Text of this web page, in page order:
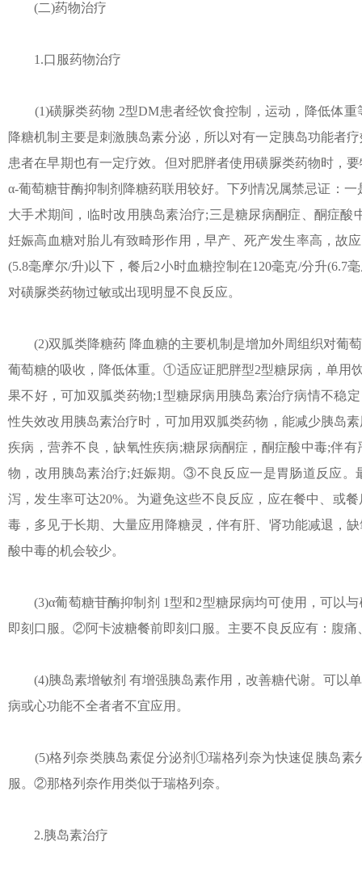
(二)药物治疗
1.口服药物治疗
(1)磺脲类药物 2型DM患者经饮食控制，运动，降低体重
降糖机制主要是刺激胰岛素分泌，所以对有一定胰岛功能者
患者在早期也有一定疗效。但对肥胖者使用磺脲类药物时，
α-葡萄糖苷酶抑制剂降糖药联用较好。下列情况属禁忌证：
大手术期间，临时改用胰岛素治疗;三是糖尿病酮症、酮症
妊娠高血糖对胎儿有致畸形作用，早产、死产发生率高，故
(5.8毫摩尔/升)以下，餐后2小时血糖控制在120毫克/分升(6.7
对磺脲类药物过敏或出现明显不良反应。
(2)双胍类降糖药 降血糖的主要机制是增加外周组织对葡
葡萄糖的吸收，降低体重。①适应证肥胖型2型糖尿病，单用
果不好，可加双胍类药物;1型糖尿病用胰岛素治疗病情不稳
性失效改用胰岛素治疗时，可加用双胍类药物，能减少胰岛
疾病，营养不良，缺氧性疾病;糖尿病酮症，酮症酸中毒;伴
物，改用胰岛素治疗;妊娠期。③不良反应一是胃肠道反应
泻，发生率可达20%。为避免这些不良反应，应在餐中、或
毒，多见于长期、大量应用降糖灵，伴有肝、肾功能减退，
酸中毒的机会较少。
(3)α葡萄糖苷酶抑制剂 1型和2型糖尿病均可使用，可以
即刻口服。②阿卡波糖餐前即刻口服。主要不良反应有：腹
(4)胰岛素增敏剂 有增强胰岛素作用，改善糖代谢。可以
病或心功能不全者者不宜应用。
(5)格列奈类胰岛素促分泌剂①瑞格列奈为快速促胰岛素
服。②那格列奈作用类似于瑞格列奈。
2.胰岛素治疗